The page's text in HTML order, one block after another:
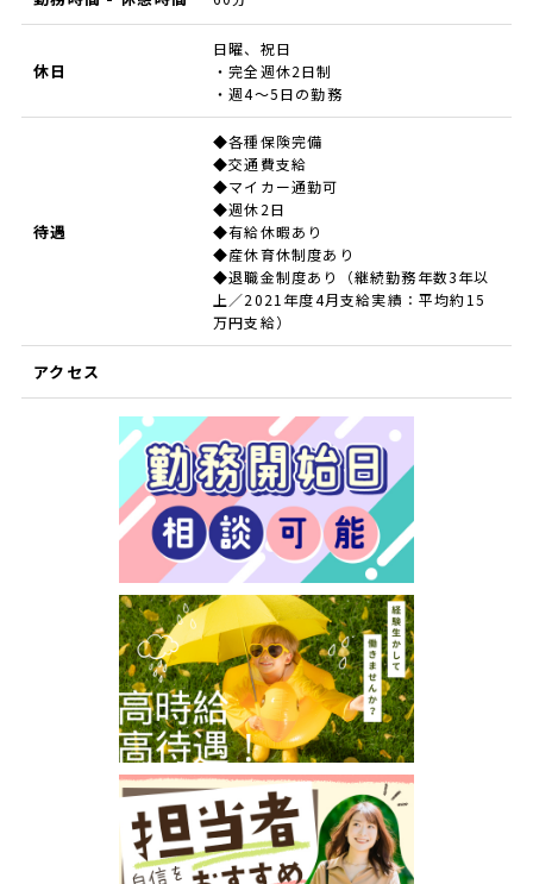
休日
日曜、祝日
・完全週休2日制
・週4～5日の勤務
待遇
◆各種保険完備
◆交通費支給
◆マイカー通勤可
◆週休2日
◆有給休暇あり
◆産休育休制度あり
◆退職金制度あり（継続勤務年数3年以
上／2021年度4月支給実績：平均約15
万円支給）
アクセス